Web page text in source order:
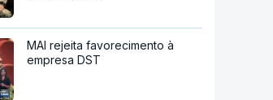
MAI rejeita favorecimento à
empresa DST